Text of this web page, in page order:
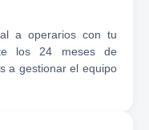
a operarios con tu
los 24 meses de
a gestionar el equipo